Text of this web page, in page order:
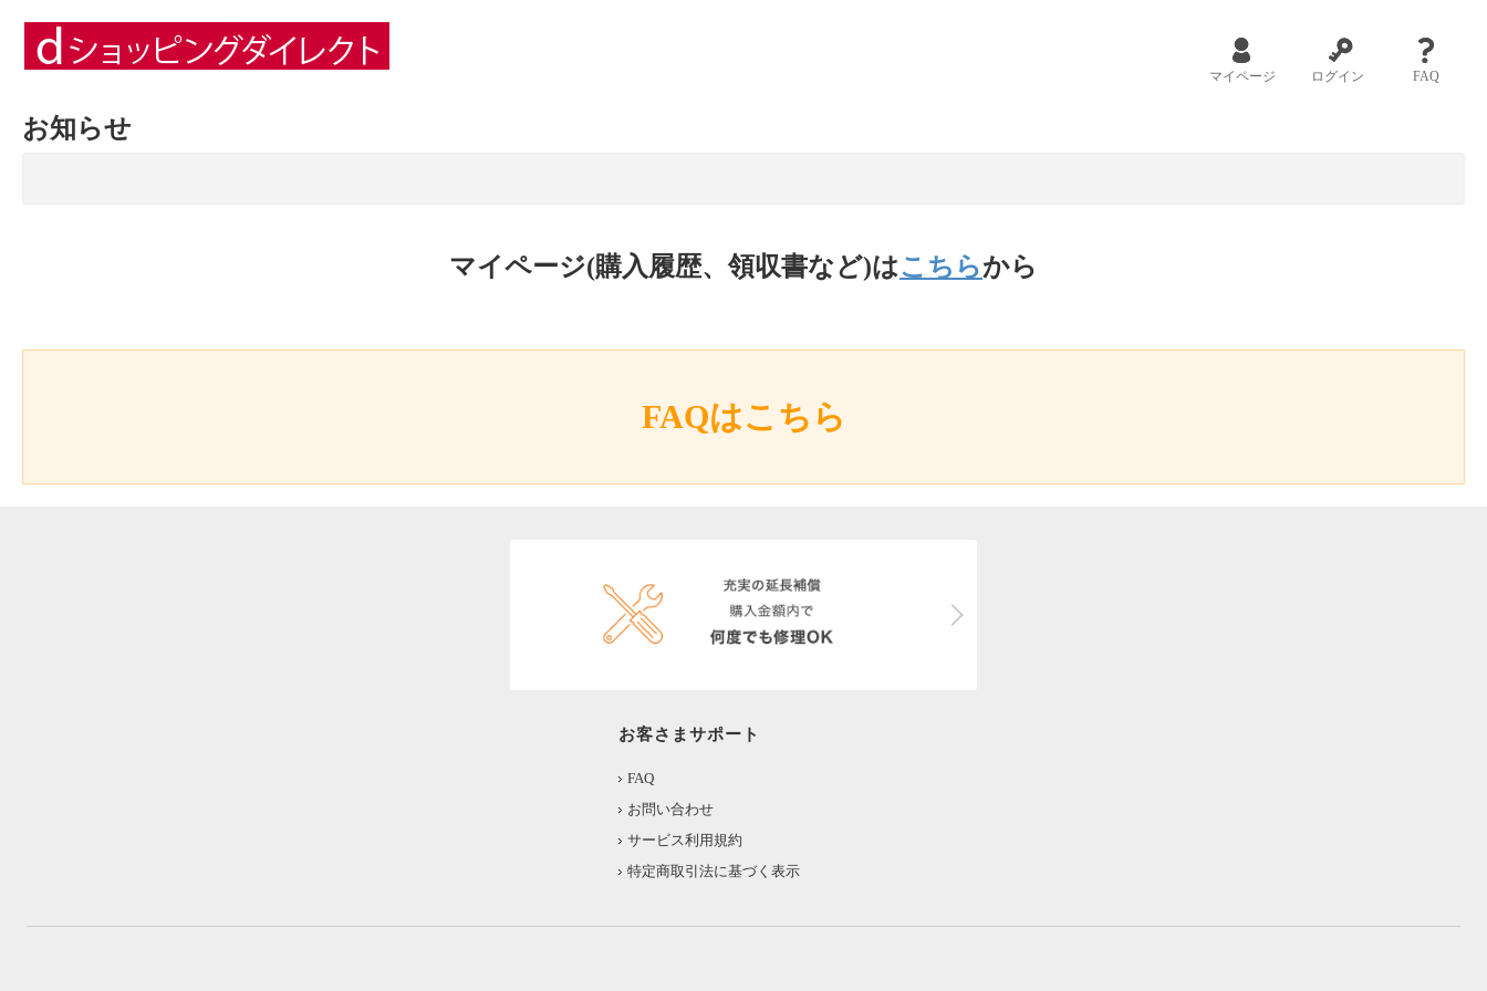
マイページ ログイン FAQ
お知らせ
マイページ(購入履歴、領収書など)はこちらから
FAQはこちら
お客さまサポート
FAQ
お問い合わせ
サービス利用規約
特定商取引法に基づく表示